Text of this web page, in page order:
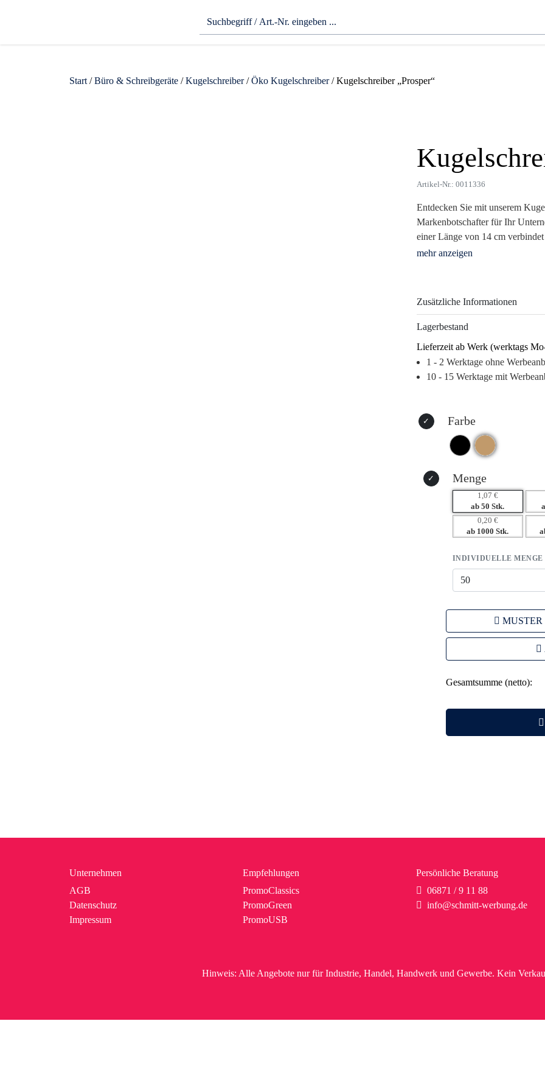
Start /Büro & Schreibgeräte /Kugelschreiber/Öko Kugelschreiber/ Kugelschreiber „Prosper“
Artikel-Nr.: 0011336
Entdecken Sie mit unserem
Markenbotschafter für Ihr
einer Länge von 14 cm
Die Kombination aus Bambus,
Werbeanbringung – vom
sorgen dafür, dass Ihre Marke
im Büro: Ihr Unternehmen wird
– Langlebigkeit sichert
– Haptisches Erlebnis erhöht die
– Vielseitige Werbeanbringung
Zusätzliche Informationen
Lagerbestand
Lieferzeit ab Werk (werktags
1 - 2 Werktage ohne
10 - 15 Werktage mit
Farbe
Menge
1,07 €
ab 50 Stk.
0,20 €
ab 1000 Stk.
INDIVIDUELLE MENGE
MUSTER
Gesamtsumme (netto):
Unternehmen
AGB
Datenschutz
Impressum
Empfehlungen
PromoClassics
PromoGreen
PromoUSB
Persönliche Beratung
06871 / 9 11 88
info@schmitt-werbung.de
Hinweis: Alle Angebote nur für Industrie, Handel, Handwerk und Gewerbe. Kein